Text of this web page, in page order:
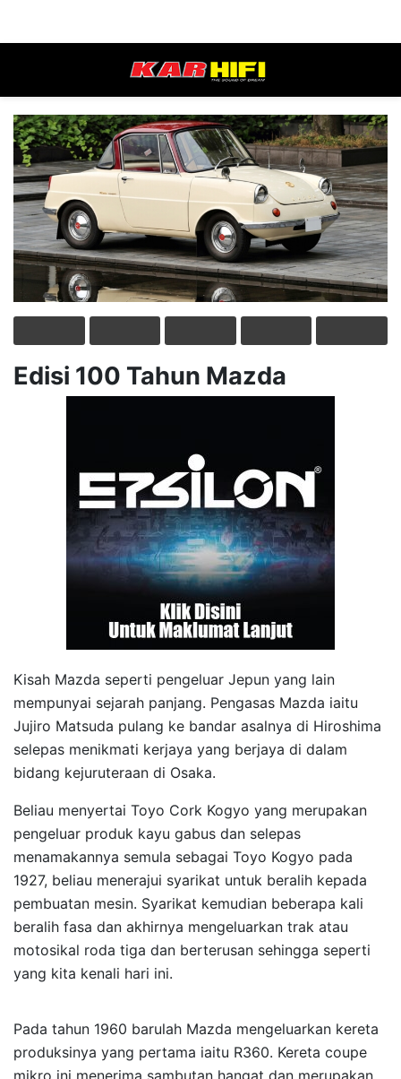
Edisi 100 Tahun Mazda
Kisah Mazda seperti pengeluar Jepun yang lain
mempunyai sejarah panjang. Pengasas Mazda iaitu
Jujiro Matsuda pulang ke bandar asalnya di Hiroshima
selepas menikmati kerjaya yang berjaya di dalam
bidang kejuruteraan di Osaka.
Beliau menyertai Toyo Cork Kogyo yang merupakan
pengeluar produk kayu gabus dan selepas
menamakannya semula sebagai Toyo Kogyo pada
1927, beliau menerajui syarikat untuk beralih kepada
pembuatan mesin. Syarikat kemudian beberapa kali
beralih fasa dan akhirnya mengeluarkan trak atau
motosikal roda tiga dan berterusan sehingga seperti
yang kita kenali hari ini.
Pada tahun 1960 barulah Mazda mengeluarkan kereta
produksinya yang pertama iaitu R360. Kereta coupe
mikro ini menerima sambutan hangat dan merupakan